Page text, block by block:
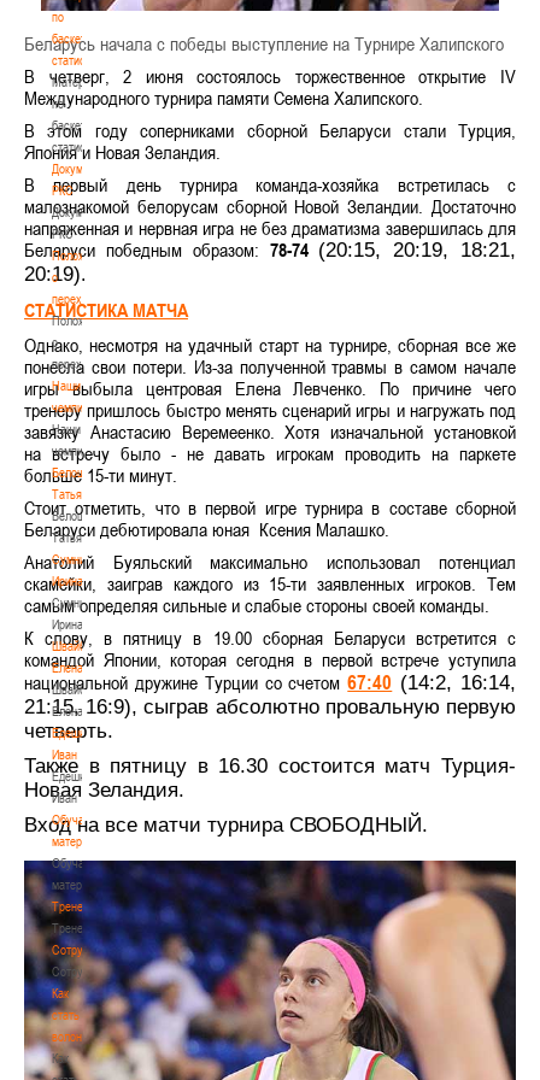
по
баскетбольной
статистике
Материалы
по
баскетбольной
статистике
Документы
РКС
Документы
РКС
Положение
о
переходах
Положение
о
переходах
Наши
чемпионы
Наши
чемпионы
Белошапко
Татьяна
Белошапко
Татьяна
Сумникова
Ирина
Сумникова
Ирина
Швайбович
Елена
Швайбович
Елена
Едешко
Иван
Едешко
Иван
Обучающие
материалы
Обучающие
материалы
Тренерам
Тренерам
Сотрудничество
Сотрудничество
Как
стать
волонтером
Как
Беларусь начала с победы выступление на Турнире Халипского
В четверг, 2 июня состоялось торжественное открытие IV
Международного турнира памяти Семена Халипского.
В этом году соперниками сборной Беларуси стали Турция,
Япония и Новая Зеландия.
В первый день турнира команда-хозяйка встретилась с
малознакомой белорусам сборной Новой Зеландии. Достаточно
напряженная и нервная игра не без драматизма завершилась для
Беларуси победным образом: 78-74 (20:15, 20:19, 18:21,
20:19).
СТАТИСТИКА МАТЧА
Однако, несмотря на удачный старт на турнире, сборная все же
понесла свои потери. Из-за полученной травмы в самом начале
игры выбыла центровая Елена Левченко. По причине чего
тренеру пришлось быстро менять сценарий игры и нагружать под
завязку Анастасию Веремеенко. Хотя изначальной установкой
на встречу было - не давать игрокам проводить на паркете
больше 15-ти минут.
Стоит отметить, что в первой игре турнира в составе сборной
Беларуси дебютировала юная Ксения Малашко.
Анатолий Буяльский максимально использовал потенциал
скамейки, заиграв каждого из 15-ти заявленных игроков. Тем
самым определяя сильные и слабые стороны своей команды.
К слову, в пятницу в 19.00 сборная Беларуси встретится с
командой Японии, которая сегодня в первой встрече уступила
национальной дружине Турции со счетом67:40 (14:2, 16:14,
21:15, 16:9), сыграв абсолютно провальную первую
четверть.
Также в пятницу в 16.30 состоится матч Турция-
Новая Зеландия.
Вход на все матчи турнира СВОБОДНЫЙ.